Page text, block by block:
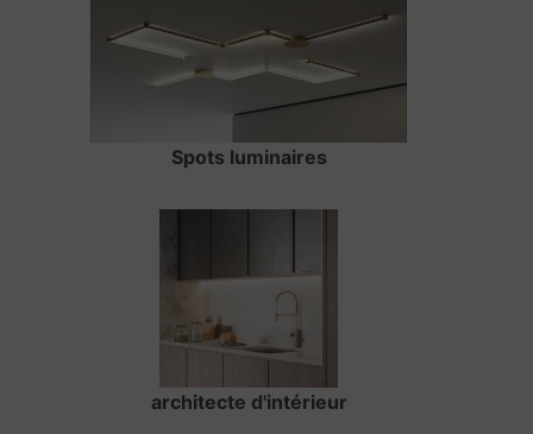
Spots luminaires
architecte d'intérieur